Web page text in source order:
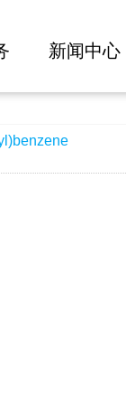
新闻中心